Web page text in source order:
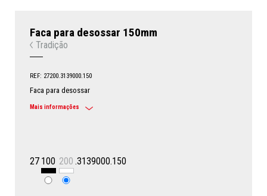
Faca para desossar 150mm
Tradição
REF: 27200.3139000.150
Faca para desossar
Mais informações
27 100 200 .3139000.150